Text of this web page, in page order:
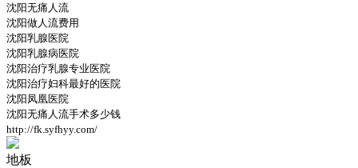
沈阳无痛人流
沈阳做人流费用
沈阳乳腺医院
沈阳乳腺病医院
沈阳治疗乳腺专业医院
沈阳治疗妇科最好的医院
沈阳凤凰医院
沈阳无痛人流手术多少钱
http://fk.syfhyy.com/
地板